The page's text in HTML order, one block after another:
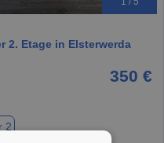
2. Etage in Elsterwerda
350 €
2